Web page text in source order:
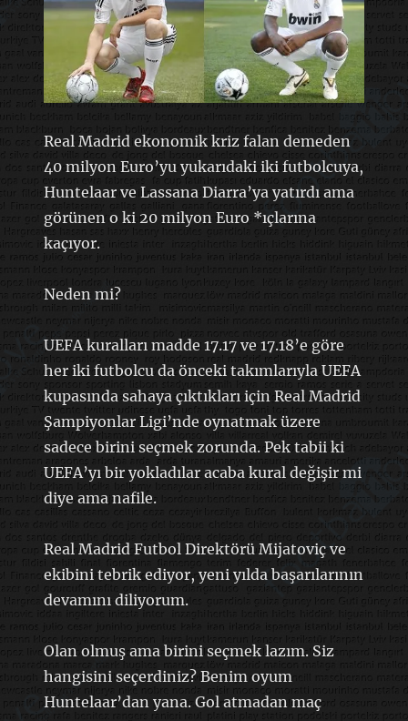
Real Madrid ekonomik kriz falan demeden
40 milyon Euro’yu yukarıdaki iki futbolcuya,
Huntelaar ve Lassana Diarra’ya yatırdı ama
görünen o ki 20 milyon Euro *ıçlarına
kaçıyor.
Neden mi?
UEFA kuralları madde 17.17 ve 17.18’e göre
her iki futbolcu da önceki takımlarıyla UEFA
kupasında sahaya çıktıkları için Real Madrid
Şampiyonlar Ligi’nde oynatmak üzere
sadece birini seçmek zorunda. Pek tabii ki
UEFA’yı bir yokladılar acaba kural değişir mi
diye ama nafile.
Real Madrid Futbol Direktörü Mijatoviç ve
ekibini tebrik ediyor, yeni yılda başarılarının
devamını diliyorum.
Olan olmuş ama birini seçmek lazım. Siz
hangisini seçerdiniz? Benim oyum
Huntelaar’dan yana. Gol atmadan maç